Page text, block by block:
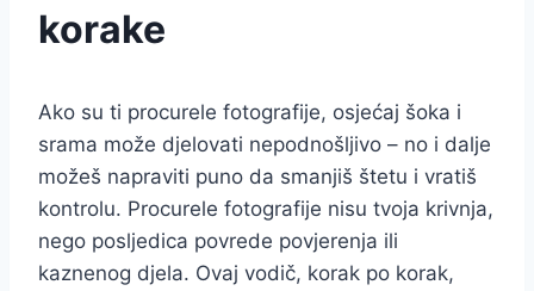
korake
Ako su ti procurele fotografije, osjećaj šoka i
srama može djelovati nepodnošljivo – no i dalje
možeš napraviti puno da smanjiš štetu i vratiš
kontrolu. Procurele fotografije nisu tvoja krivnja,
nego posljedica povrede povjerenja ili
kaznenog djela. Ovaj vodič, korak po korak,